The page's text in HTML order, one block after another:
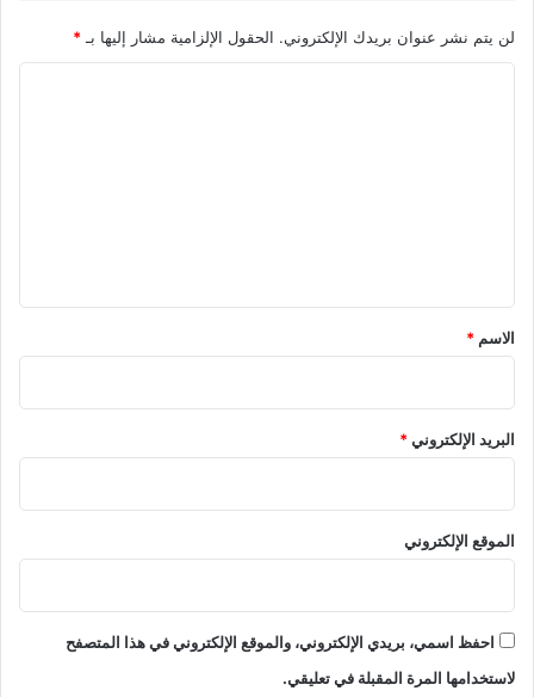
لن يتم نشر عنوان بريدك الإلكتروني. الحقول الإلزامية مشار إليها بـ *
*
الاسم *
البريد الإلكتروني*
الموقع الإلكتروني
احفظ اسمي، بريدي الإلكتروني، والموقع الإلكتروني في هذا المتصفح
لاستخدامها المرة المقبلة في تعليقي.